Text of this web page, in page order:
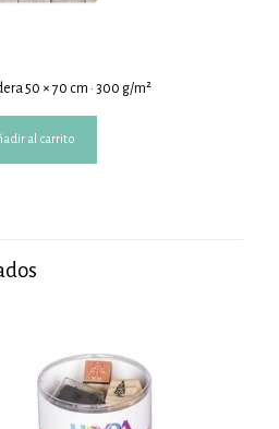
50 × 70 cm · 300 g/m²
al carrito